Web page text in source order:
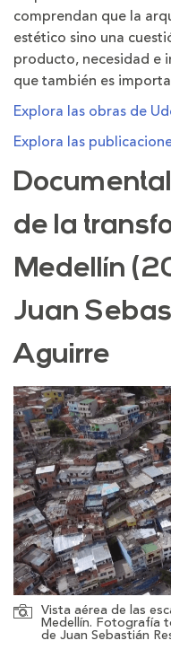
comprendan que la
estético sino una
producto, necesidad e
que también es
Explora las obras de
Explora las
de la
Medellín
Juan
Aguirre
Vista aérea de las
Medellín. Fotografía
de Juan Sebastián